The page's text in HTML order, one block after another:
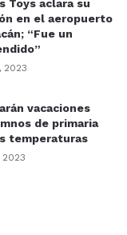
Toys aclara su
en el aeropuerto
“Fue un
2023
vacaciones
de primaria
temperaturas